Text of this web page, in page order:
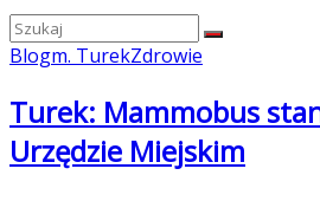
Blogm. TurekZdrowie
Turek: Mammobus
Urzędzie Miejskim